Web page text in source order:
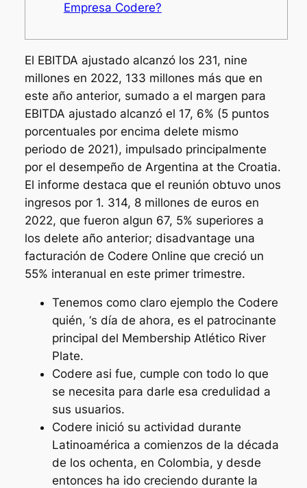
Empresa Codere?
El EBITDA ajustado alcanzó los 231, nine
millones en 2022, 133 millones más que en
este año anterior, sumado a el margen para
EBITDA ajustado alcanzó el 17, 6% (5 puntos
porcentuales por encima delete mismo
periodo de 2021), impulsado principalmente
por el desempeño de Argentina at the Croatia.
El informe destaca que el reunión obtuvo unos
ingresos por 1. 314, 8 millones de euros en
2022, que fueron algun 67, 5% superiores a
los delete año anterior; disadvantage una
facturación de Codere Online que creció un
55% interanual en este primer trimestre.
Tenemos como claro ejemplo the Codere
quién, ‘s día de ahora, es el patrocinante
principal del Membership Atlético River
Plate.
Codere asi fue, cumple con todo lo que
se necesita para darle esa credulidad a
sus usuarios.
Codere inició su actividad durante
Latinoamérica a comienzos de la década
de los ochenta, en Colombia, y desde
entonces ha ido creciendo durante la